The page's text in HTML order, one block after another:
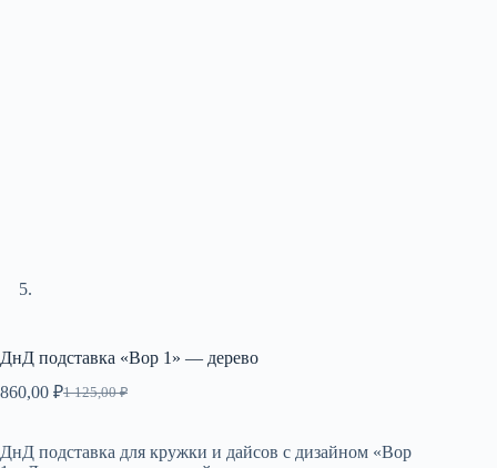
ДнД подставка «Вор 1» — дерево
1 125,00₽
Первоначальная
1
860,00 ₽Текущая
ДнД подставка для кружки и дайсов с дизайном «Вор